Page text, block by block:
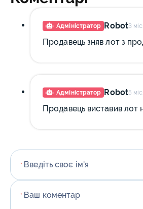
Адміністратор Robot3
Продавець зняв лот з
Адміністратор Robot5
Продавець виставив лот
* Введіть своє ім'я
* Ваш коментар